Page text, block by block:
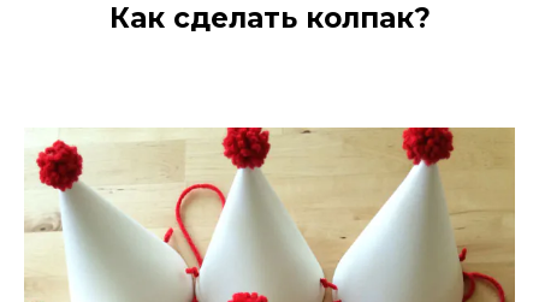
Как сделать колпак?